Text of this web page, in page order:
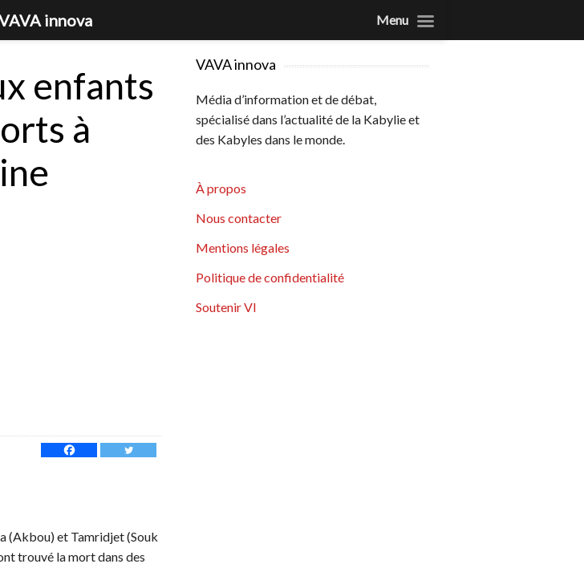
enfants
à
(Akbou) et Tamridjet (Souk
trouvé la mort dans des
VAVA innova
Média d’information et de débat,
spécialisé dans l’actualité de la Kabylie et
des Kabyles dans le monde.
À propos
Nous contacter
Mentions légales
Politique de confidentialité
Soutenir VI
innova Menu